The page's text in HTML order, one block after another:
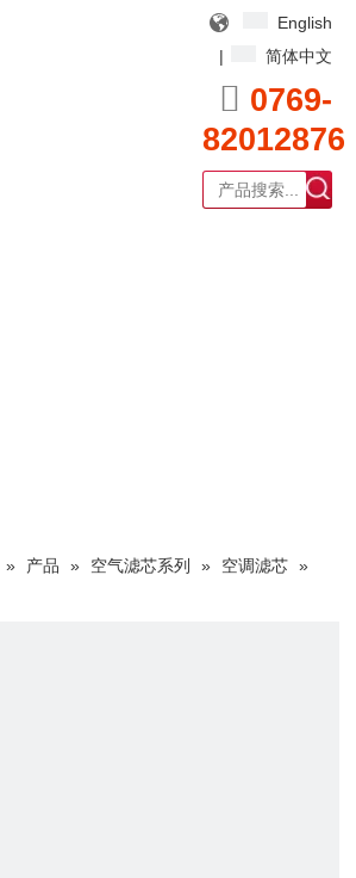
English
|
简体中文
 0769-
82012876
» 产品 » 空气滤芯系列 » 空调滤芯 »